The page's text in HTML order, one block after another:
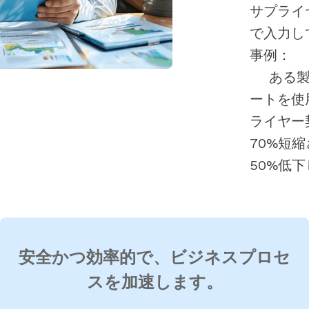
サプラ
で入力
事例 ：
ある製
ートを
ライヤ
70%短
50%低
安全かつ効率的で、ビジネスプロセ
スを加速します。